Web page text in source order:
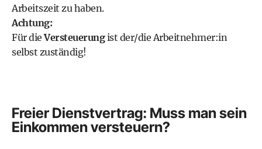
Arbeitszeit zu haben.
Achtung:
Für dieVersteuerungist der/die Arbeitnehmer:in
selbst zuständig!
Freier Dienstvertrag: Muss man sein
Einkommen versteuern?